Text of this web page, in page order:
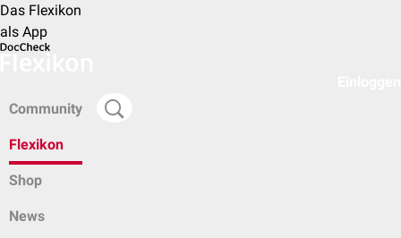
Das Flexikon
als App
Community
Flexikon
Shop
News